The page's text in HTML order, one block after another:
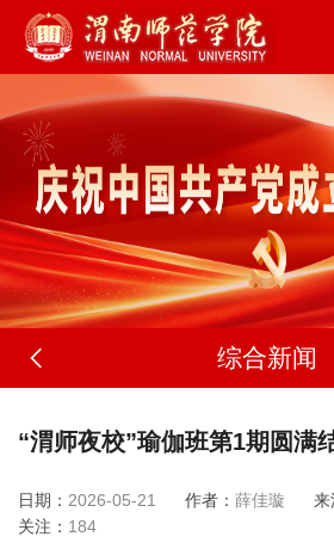
综合新闻
“渭师夜校”瑜伽班第1期圆满
日期： 2026-05-21 作者： 薛佳璇 来
关注： 184